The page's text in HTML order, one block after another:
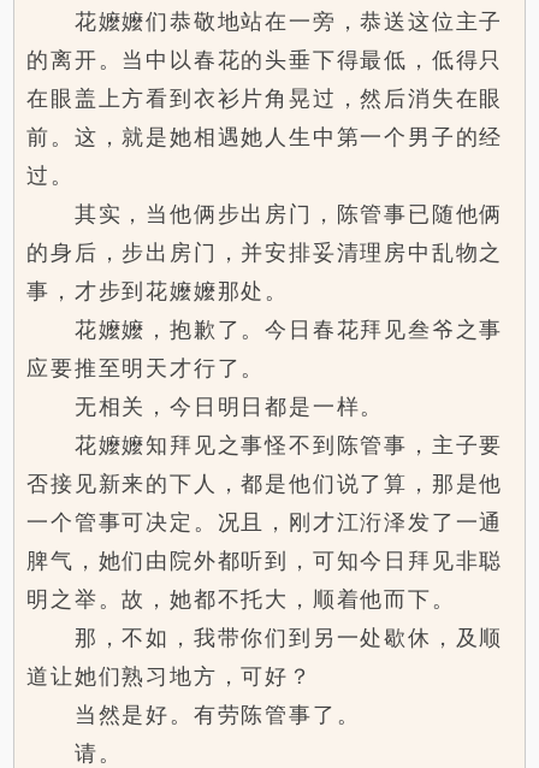
花嬤嬤们恭敬地站在一旁，恭送这位主子
的离开。当中以春花的头垂下得最低，低得只
在眼盖上方看到衣衫片角晃过，然后消失在眼
前。这，就是她相遇她人生中第一个男子的经
过。
其实，当他俩步出房门，陈管事已随他俩
的身后，步出房门，并安排妥清理房中乱物之
事，才步到花嬤嬤那处。
花嬤嬤，抱歉了。今日春花拜见叁爷之事
应要推至明天才行了。
无相关，今日明日都是一样。
花嬤嬤知拜见之事怪不到陈管事，主子要
否接见新来的下人，都是他们说了算，那是他
一个管事可决定。况且，刚才江洐泽发了一通
脾气，她们由院外都听到，可知今日拜见非聪
明之举。故，她都不托大，顺着他而下。
那，不如，我带你们到另一处歇休，及顺
道让她们熟习地方，可好？
当然是好。有劳陈管事了。
请。